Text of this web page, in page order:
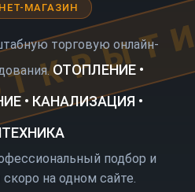
МАГАЗИН
торговую онлайн-
ОТОПЛЕНИЕ •
• КАНАЛИЗАЦИЯ •
подбор и
на одном сайте.